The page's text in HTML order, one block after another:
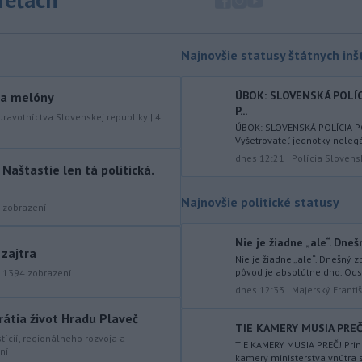
portálu isport.cz zaujíma
saudskoarabský Al-Fateh.
Vo veku 94 rokov zomrela 29.
júla 2026 herečka a dlhoročná
Slovenského komorného
divadla (SKD) v Martine Helena
spoločnosť (NDS) ukončila výmenu
mosta Lanfranconi, ktorý je súčasťou
bratislavskej diaľnice D2.
Počet potvrdených prípadov
v Konžskej demokratickej republike
(KDR) presiahol hranicu 4000.
melóny
Slovenskej republiky | 4
Naštastie len tá politická.
zobrazení
zajtra
1394 zobrazení
život Hradu Plaveč
regionálneho rozvoja a
Najnovšie statusy štátnych
ÚBOK: SLOVENSKÁ
P...
ÚBOK: SLOVENSKÁ POLÍCIA
Vyšetrovateľ jednotky
dnes 12:21 | Polícia
Najnovšie politické statusy
Nie je žiadne „ale“.
Nie je žiadne „ale“. Dnešný
pôvod je absolútne dno.
dnes 12:33 | Majerský
TIE KAMERY MUSIA
TIE KAMERY MUSIA PREČ!
kamery ministerstva vnútra